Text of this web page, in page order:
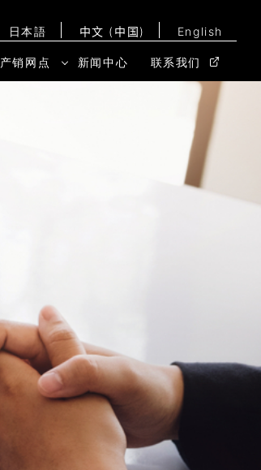
日本語 中文 (中国) English
产销网点 新闻中心 联系我们